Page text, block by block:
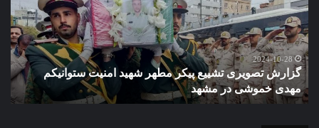
مطهر
شهید
امنیت
ستوانیکم
مهدی
خموشی
در
2024-10-28
گزارش تصویری تشییع پیکر مطهر شهید امنیت ستوانیکم
مهدی خموشی در مشهد
با